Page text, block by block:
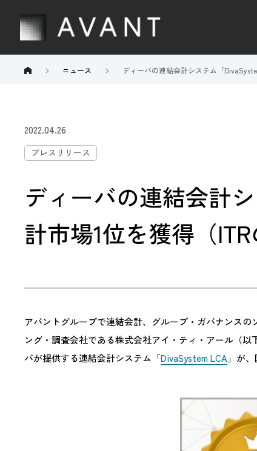
ニュース ディーバの連結会計システム「
2022.04.26
プレスリリース
ディーバの連結会計
計市場1位を獲得（
アバントグループで連結会計、グループ・ガバナンス
ング・調査会社である株式会社アイ・ティ・アール（
バが提供する連結会計システム「DivaSystem LCA」が